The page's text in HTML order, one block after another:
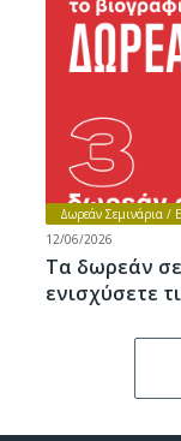
Δωρεάν Σεμινάρια /
12/06/2026
Τα δωρεάν
ενισχύσετε